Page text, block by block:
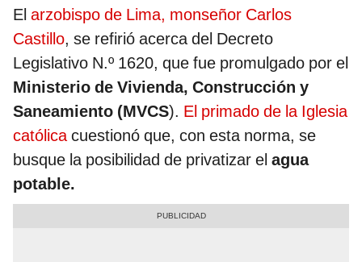
El arzobispo de Lima, monseñor Carlos
Castillo, se refirió acerca del Decreto
Legislativo N.º 1620, que fue promulgado por el
Ministerio de Vivienda, Construcción y
Saneamiento (MVCS). El primado de la Iglesia
católicacuestionó que, con esta norma, se
busque la posibilidad de privatizar el agua
potable.